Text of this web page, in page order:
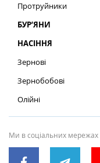
Протруйники
БУР’ЯНИ
НАСІННЯ
Зернові
Зернобобові
Олійні
Ми в соціальних мережах